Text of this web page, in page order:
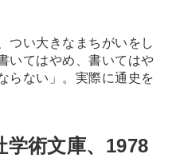
つい大きなまちがいをし
いてはやめ、書いてはや
らない」。実際に通史を
学術文庫、1978